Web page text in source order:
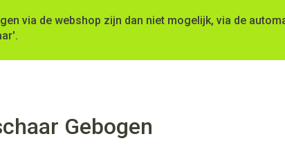
via de webshop zijn dan niet mogelijk, via de
Gebogen